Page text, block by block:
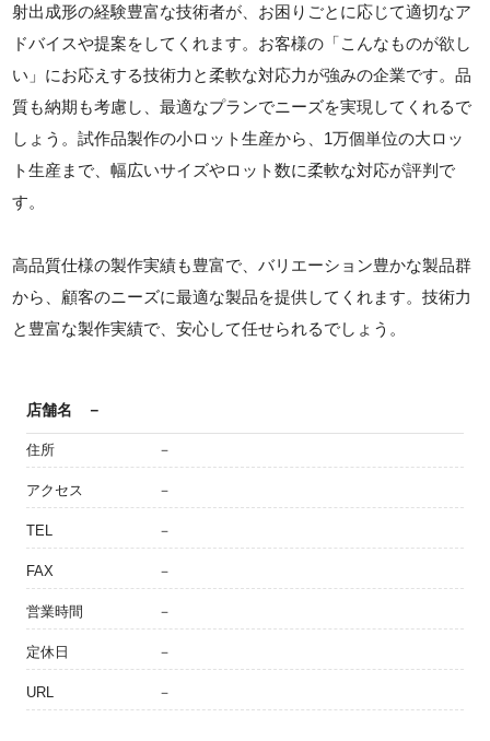
射出成形の経験豊富な技術者が、お困りごとに応じて適切なア
ドバイスや提案をしてくれます。お客様の「こんなものが欲し
い」にお応えする技術力と柔軟な対応力が強みの企業です。品
質も納期も考慮し、最適なプランでニーズを実現してくれるで
しょう。試作品製作の小ロット生産から、1万個単位の大ロッ
ト生産まで、幅広いサイズやロット数に柔軟な対応が評判で
す。
高品質仕様の製作実績も豊富で、バリエーション豊かな製品群
から、顧客のニーズに最適な製品を提供してくれます。技術力
と豊富な製作実績で、安心して任せられるでしょう。
店舗名 －
住所 －
アクセス －
TEL －
FAX －
営業時間 －
定休日 －
URL －